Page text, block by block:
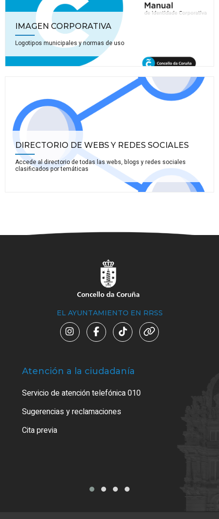
IMAGEN CORPORATIVA
Logotipos municipales y normas de uso
DIRECTORIO DE WEBS Y REDES SOCIALES
Accede al directorio de todas las webs, blogs y redes sociales
clasificados por temáticas
EL AYUNTAMIENTO EN RRSS
Atención a la ciudadanía
Servicio de atención telefónica 010
Sugerencias y reclamaciones
Cita previa